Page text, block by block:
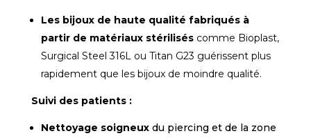
Les bijoux de haute qualité fabriqués à
partir de matériaux stérilisés comme Bioplast,
Surgical Steel 316L ou Titan G23 guérissent plus
rapidement que les bijoux de moindre qualité.
Suivi des patients :
Nettoyage soigneuxdu piercing et de la zone